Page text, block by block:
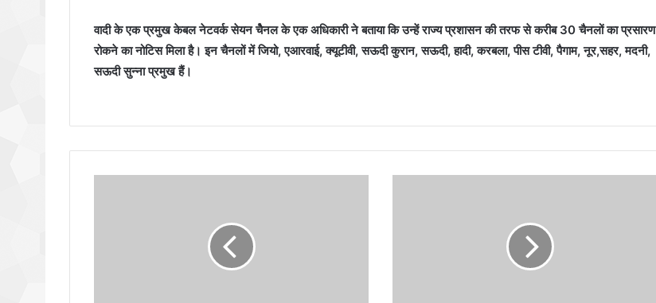
वादी के एक प्रमुख केबल नेटवर्क सेयन चेैनल के एक अधिकारी ने बताया कि उन्हें राज्य प्रशासन की तरफ से करीब 30 चैनलों का प्रसारण
रोकने का नोटिस मिला है। इन चैनलों में जियो, एआरवाई, क्यूटीवी, सऊदी कुरान, सऊदी, हादी, करबला, पीस टीवी, पैगाम, नूर,सहर, मदनी,
सऊदी सुन्ना प्रमुख हैं।